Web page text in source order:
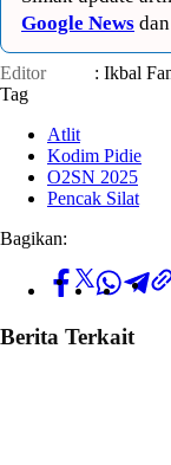
Google News
Editor
: Ikbal
Tag
Atlit
Kodim Pidie
O2SN 2025
Pencak Silat
Bagikan:
Berita Terkait